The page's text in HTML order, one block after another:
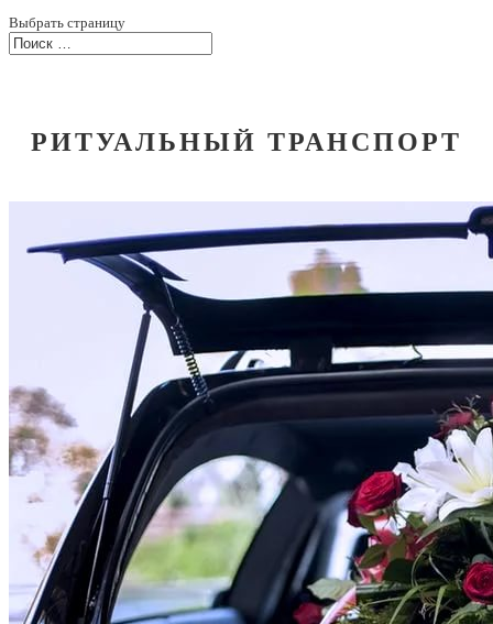
Выбрать страницу
РИТУАЛЬНЫЙ ТРАНСПОРТ